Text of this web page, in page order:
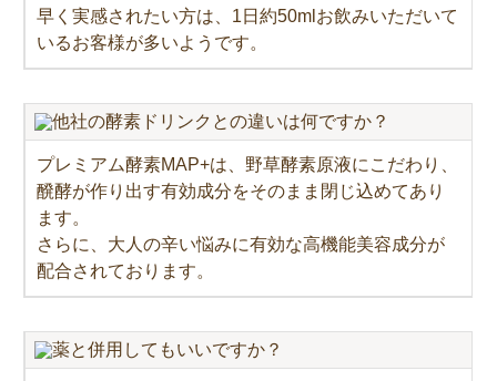
早く実感されたい方は、1日約50mlお飲みいただいて
いるお客様が多いようです。
他社の酵素ドリンクとの違いは何ですか？
プレミアム酵素MAP+は、野草酵素原液にこだわり、
醗酵が作り出す有効成分をそのまま閉じ込めてあり
ます。
さらに、大人の辛い悩みに有効な高機能美容成分が
配合されております。
薬と併用してもいいですか？